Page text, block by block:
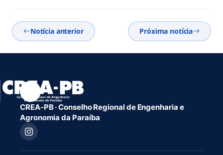
Notícia anterior Próxima notícia
CREA-PB · Conselho Regional de Engenharia e
Agronomia da Paraíba